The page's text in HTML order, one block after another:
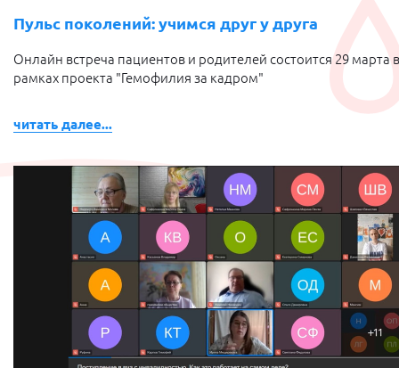
Пульс поколений: учимся друг у друга
Онлайн встреча пациентов и родителей состоится 29 марта в
рамках проекта "Гемофилия за кадром"
читать далее...